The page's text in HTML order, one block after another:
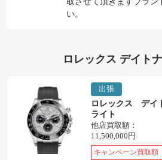
い。
ロレックス デイト
出張
ロレックス デイ
ライト
他店買取額：
11,500,000円
キャンペーン買取額